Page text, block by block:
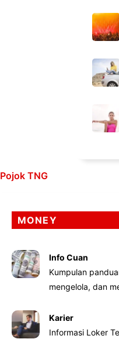
Pojok TNG
MONEY
Info Cuan
Kumpulan
mengelola, dan
Karier
Informasi Loker